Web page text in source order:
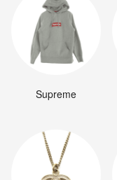
Supreme